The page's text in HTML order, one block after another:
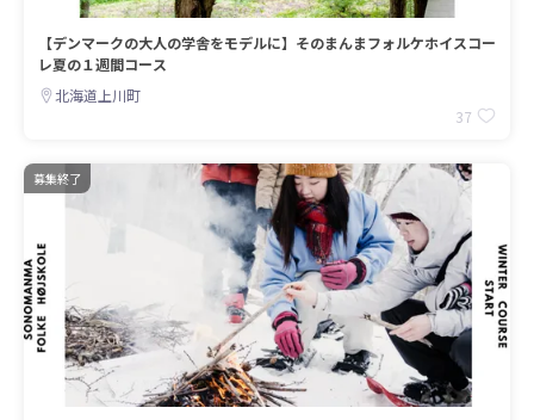
【デンマークの大人の学舎をモデルに】そのまんまフォルケホイスコー
レ夏の１週間コース
北海道上川町
37
募集終了